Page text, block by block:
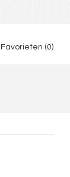
Favorieten (0)